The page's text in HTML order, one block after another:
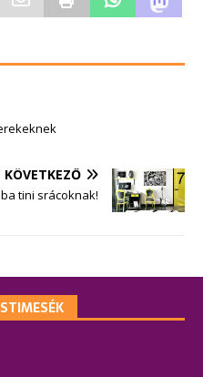
KÖVETKEZŐ
tini srácoknak!